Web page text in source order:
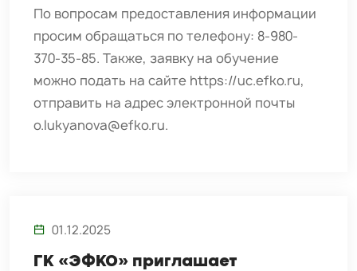
По вопросам предоставления информации
просим обращаться по телефону: 8-980-
370-35-85. Также, заявку на обучение
можно подать на сайте https://uc.efko.ru,
отправить на адрес электронной почты
o.lukyanova@efko.ru.
01.12.2025
ГК «ЭФКО» приглашает